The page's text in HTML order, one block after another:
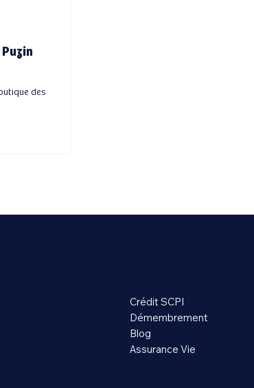
Crédit SCPI
Démembrement
Blog
Assurance Vie